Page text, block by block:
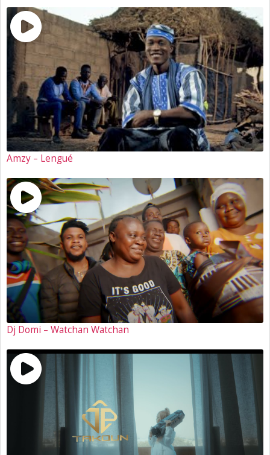
Amzy – Lengué
Dj Domi – Watchan Watchan